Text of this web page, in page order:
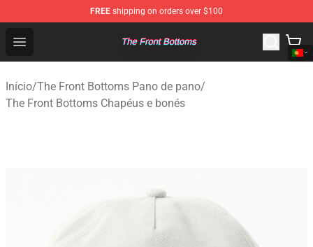
FREE shipping on orders over $100
Open menu
The Front Bottoms Store - Official The Front Bottoms
Início/The Front Bottoms Pano de pano/
The Front Bottoms Chapéus e bonés